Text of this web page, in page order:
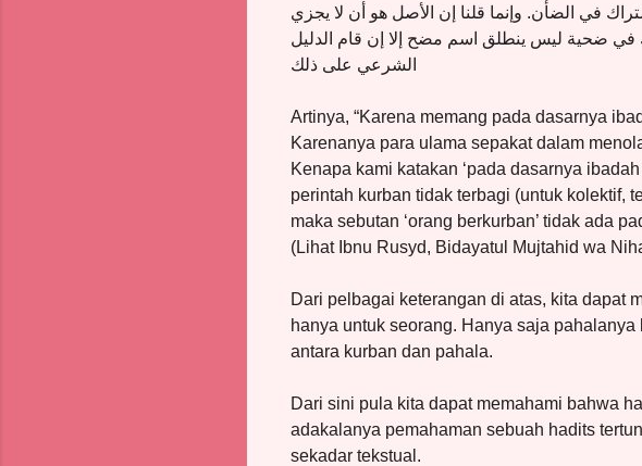
في الضأن. وإنما قلنا إن الأصل هو أن لا يجزي
في ضحية ليس ينطلق اسم مضح إلا إن قام الدليل
الشرعي على ذلك
Artinya, “Karena memang pada dasarnya
Karenanya para ulama sepakat dalam
Kenapa kami katakan ‘pada dasarnya
perintah kurban tidak terbagi (untuk kolektif,
maka sebutan ‘orang berkurban’ tidak ada
(Lihat Ibnu Rusyd, Bidayatul Mujtahid wa
Dari pelbagai keterangan di atas, kita dapat
hanya untuk seorang. Hanya saja
antara kurban dan pahala.
Dari sini pula kita dapat memahami bahwa
adakalanya pemahaman sebuah hadits
sekadar tekstual.